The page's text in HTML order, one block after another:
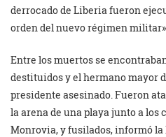
derrocado de Liberia fueron
orden del nuevo régimen
Entre los muertos se
destituidos y el hermano mayor
presidente asesinado. Fueron
la arena de una playa junto a los
Monrovia, y fusilados, informó la